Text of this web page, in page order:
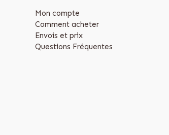
Mon compte
Comment acheter
Envois et prix
Questions Fréquentes